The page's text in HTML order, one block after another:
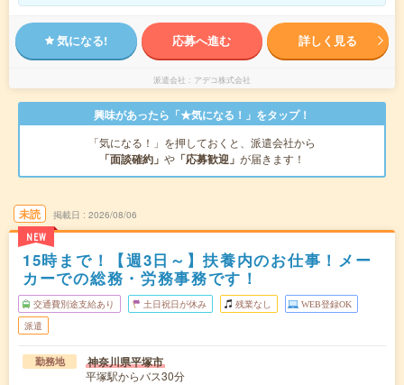
気になる! 応募へ進む 詳しく見る
派遣会社 アデコ株式会社
興味があったら「★気になる！」をタップ！
「気になる！」を押しておくと、派遣会社から
「面談確約」 や 「応募歓迎」 が届きます！
未読
NEW
掲載日 2026/08/06
15時まで！【週3日～】扶養内のお仕事！メー
カーでの総務・労務事務です！
交通費別途支給あり 土日祝日が休み 残業なし WEB登録OK
派遣
勤務地 神奈川県平塚市
平塚駅からバス30分